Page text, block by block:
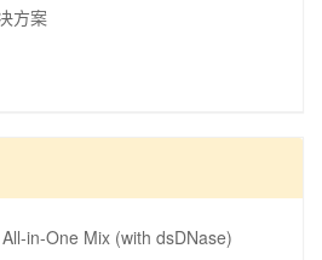
方案
in-One Mix (with dsDNase)